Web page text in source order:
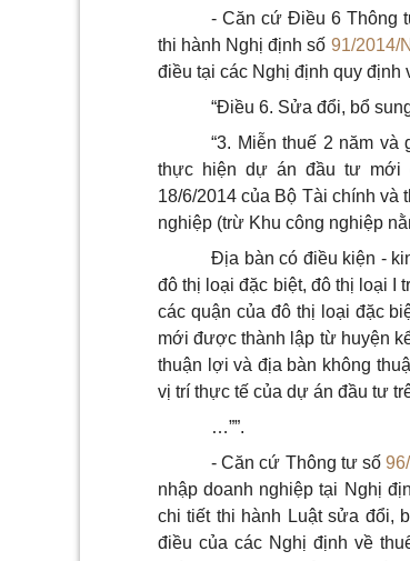
- Căn cứ Điều 6 Thông
thi hành Nghị định số 91/2014/
điều tại các Nghị định quy định
“Điều 6. Sửa đổi, bổ
“3. Miễn thuế 2 năm
thực hiện dự án đầu tư mới
18/6/2014 của Bộ Tài chính
nghiệp (trừ Khu công nghiệp
Địa bàn có điều kiện -
đô thị loại đặc biệt, đô thị loại I
các quận của đô thị loại đặc
mới được thành lập từ huyện
thuận lợi và địa bàn không
vị trí thực tế của dự án đầu tư
…””.
- Căn cứ Thông tư số
nhập doanh nghiệp tại Nghị
chi tiết thi hành Luật sửa đổi,
điều của các Nghị định về